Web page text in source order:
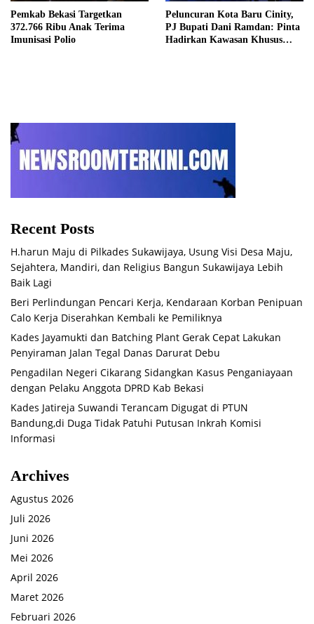
Pemkab Bekasi Targetkan
372.766 Ribu Anak Terima
Imunisasi Polio
Peluncuran Kota Baru Cinity,
PJ Bupati Dani Ramdan: Pinta
Hadirkan Kawasan Khusus
Recent Posts
H.harun Maju di Pilkades Sukawijaya, Usung Visi Desa Maju,
Sejahtera, Mandiri, dan Religius Bangun Sukawijaya Lebih
Baik Lagi
Beri Perlindungan Pencari Kerja, Kendaraan Korban Penipuan
Calo Kerja Diserahkan Kembali ke Pemiliknya
Kades Jayamukti dan Batching Plant Gerak Cepat Lakukan
Penyiraman Jalan Tegal Danas Darurat Debu
Pengadilan Negeri Cikarang Sidangkan Kasus Penganiayaan
dengan Pelaku Anggota DPRD Kab Bekasi
Kades Jatireja Suwandi Terancam Digugat di PTUN
Bandung,di Duga Tidak Patuhi Putusan Inkrah Komisi
Informasi
Archives
Agustus 2026
Juli 2026
Juni 2026
Mei 2026
April 2026
Maret 2026
Februari 2026